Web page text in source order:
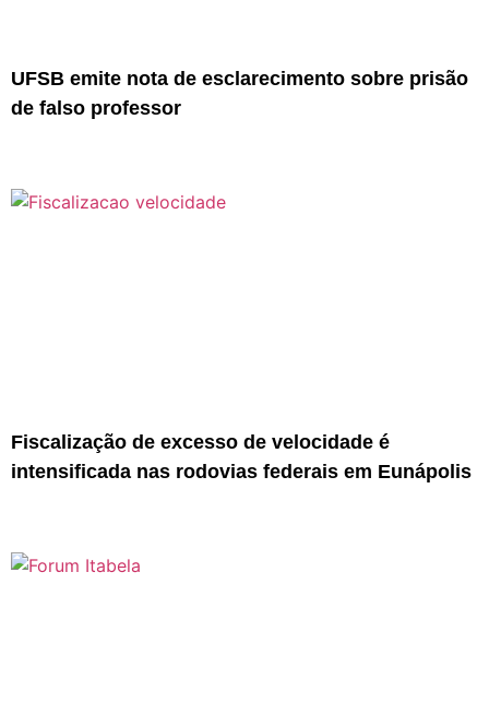
UFSB emite nota de esclarecimento sobre prisão
de falso professor
Fiscalização de excesso de velocidade é
intensificada nas rodovias federais em Eunápolis